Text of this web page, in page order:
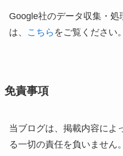
Google社のデータ収集・処
は、
こちら をご覧ください。
免責事項
当ブログは、掲載内容によ
る一切の責任を負いません。